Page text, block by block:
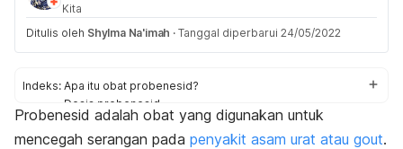
Kita
Ditulis oleh Shylma Na'imah · Tanggal diperbarui 24/05/2022
Indeks: Apa itu obat probenesid?
Dosis probenesid
Aturan pakai probenesid
Efek samping probenesid
Probenesid adalah obat yang digunakan untuk
mencegah serangan pada penyakit asam urat atau gout.